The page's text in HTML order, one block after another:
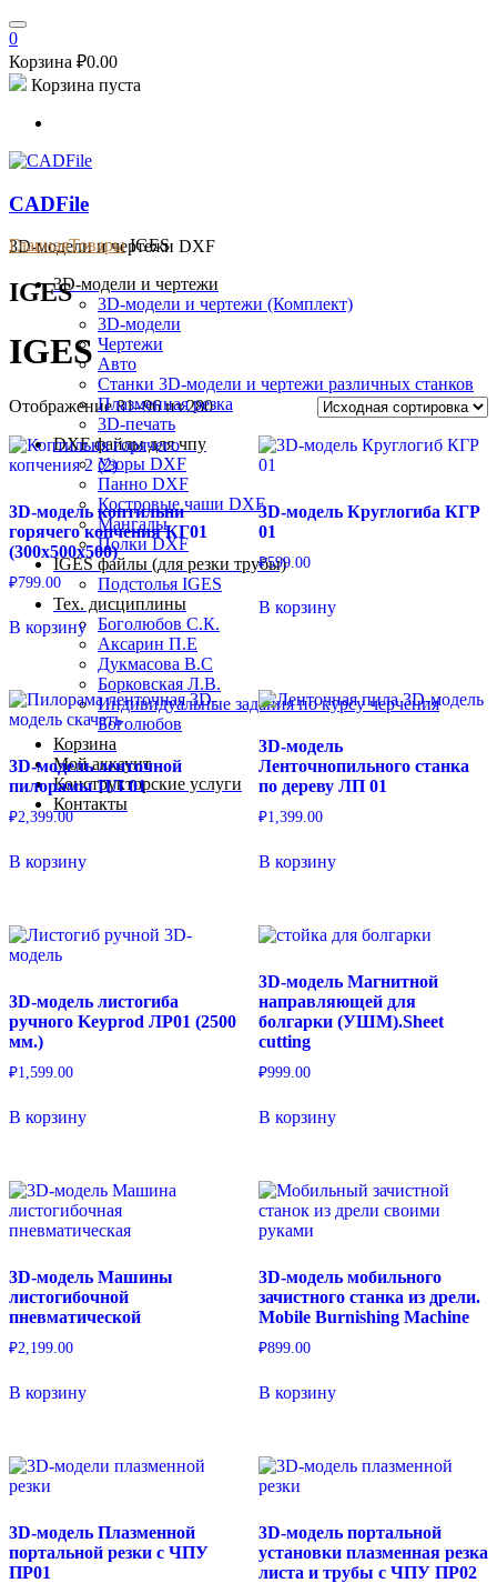
0
Корзина ₽0.00
Корзина пуста
CADFile
3D-модели и чертежи DXF
3D-модели и чертежи
3D-модели и чертежи (Комплект)
3D-модели
Чертежи
Авто
Станки 3D-модели и чертежи различных станков
Плазменная резка
3D-печать
DXF файлы для чпу
Узоры DXF
Панно DXF
Костровые чаши DXF
Мангалы
Полки DXF
IGES файлы (для резки трубы)
Подстолья IGES
Тех. дисциплины
Боголюбов С.К.
Аксарин П.Е
Дукмасова В.С
Борковская Л.В.
Индивидуальные задания по курсу черчения
Боголюбов
Корзина
Мой аккаунт
Конструкторские услуги
Контакты
ГлавнаяТоварыIGES
IGES
IGES
Отображение 81–96 из 280
3D-модель коптильни
горячего копчения КГ01
(300х500х500)
₽799.00
В корзину
3D-модель Круглогиба КГР
01
₽599.00
В корзину
3D-модель ленточной
пилорамы ПЛ 01
₽2,399.00
В корзину
3D-модель
Ленточнопильного станка
по дереву ЛП 01
₽1,399.00
В корзину
3D-модель листогиба
ручного Keyprod ЛР01 (2500
мм.)
₽1,599.00
В корзину
3D-модель Магнитной
направляющей для
болгарки (УШМ).Sheet
cutting
₽999.00
В корзину
3D-модель Машины
листогибочной
пневматической
₽2,199.00
В корзину
3D-модель мобильного
зачистного станка из дрели.
Mobile Burnishing Machine
₽899.00
В корзину
3D-модель Плазменной
портальной резки с ЧПУ
ПР01
3D-модель портальной
установки плазменная резка
листа и трубы с ЧПУ ПР02